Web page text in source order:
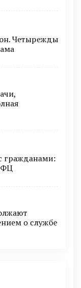
Четырежды
гражданами:
о службе